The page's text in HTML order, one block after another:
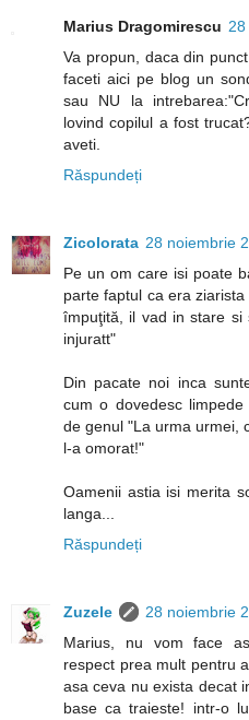
Marius Dragomirescu
Va propun, daca din
faceti aici pe blog un
sau NU la
lovind copilul a fost
aveti.
Răspundeți
Zicolorata 28 noiembrie
Pe un om care isi poate
parte faptul ca era
împuţită, il vad in stare si
injuratt"
Din pacate noi inca
cum o dovedesc
de genul "La urma urmei,
l-a omorat!"
Oamenii astia isi merita
langa...
Răspundeți
Zuzele
28 noiembrie
Marius, nu vom face
respect prea mult pentru
asa ceva nu exista decat
base ca traieste! intr-o